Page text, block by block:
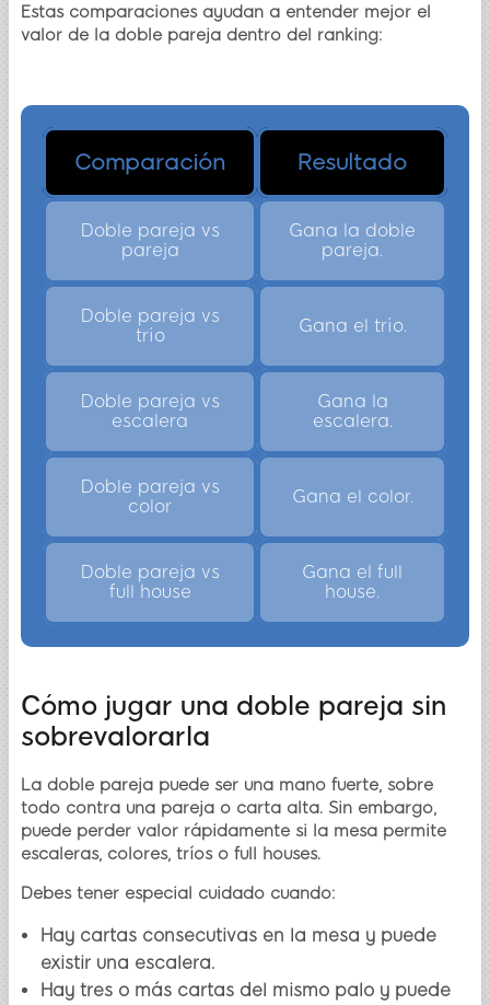
Estas comparaciones ayudan a entender mejor el
valor de la doble pareja dentro del ranking:
Comparación Resultado
Doble pareja vs
pareja
Gana la doble
pareja.
Doble pareja vs
trío
Gana el trío.
Doble pareja vs
escalera
Gana la
escalera.
Doble pareja vs
color
Gana el color.
Doble pareja vs
full house
Gana el full
house.
Cómo jugar una doble pareja sin
sobrevalorarla
La doble pareja puede ser una mano fuerte, sobre
todo contra una pareja o carta alta. Sin embargo,
puede perder valor rápidamente si la mesa permite
escaleras, colores, tríos o full houses.
Debes tener especial cuidado cuando:
Hay cartas consecutivas en la mesa y puede
existir una escalera.
Hay tres o más cartas del mismo palo y puede